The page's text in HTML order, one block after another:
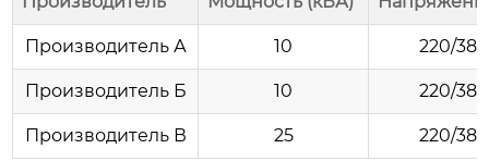
Производитель А 10 220/380
Производитель Б 10 220/380
Производитель В 25 220/380